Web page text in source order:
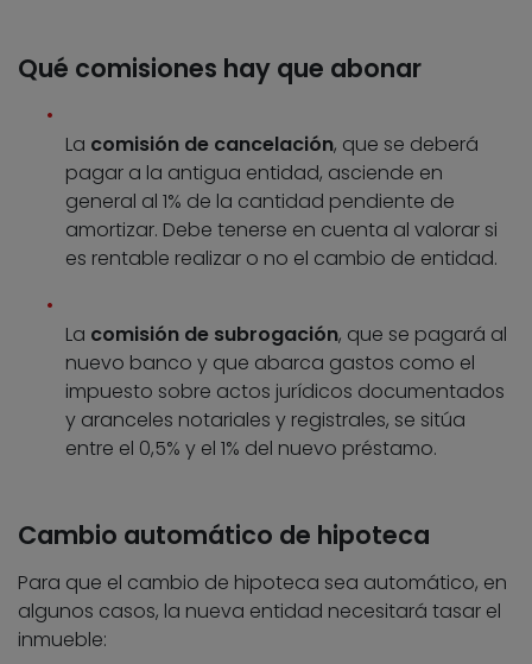
Qué comisiones hay que abonar
La comisión de cancelación, que se deberá
pagar a la antigua entidad, asciende en
general al 1% de la cantidad pendiente de
amortizar. Debe tenerse en cuenta al valorar si
es rentable realizar o no el cambio de entidad.
La comisión de subrogación, que se pagará al
nuevo banco y que abarca gastos como el
impuesto sobre actos jurídicos documentados
y aranceles notariales y registrales, se sitúa
entre el 0,5% y el 1% del nuevo préstamo.
Cambio automático de hipoteca
Para que el cambio de hipoteca sea automático, en
algunos casos, la nueva entidad necesitará tasar el
inmueble: